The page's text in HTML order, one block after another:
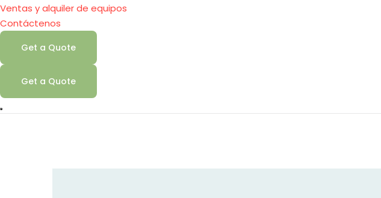
Ventas y alquiler de equipos
Contáctenos
Get a Quote
Get a Quote